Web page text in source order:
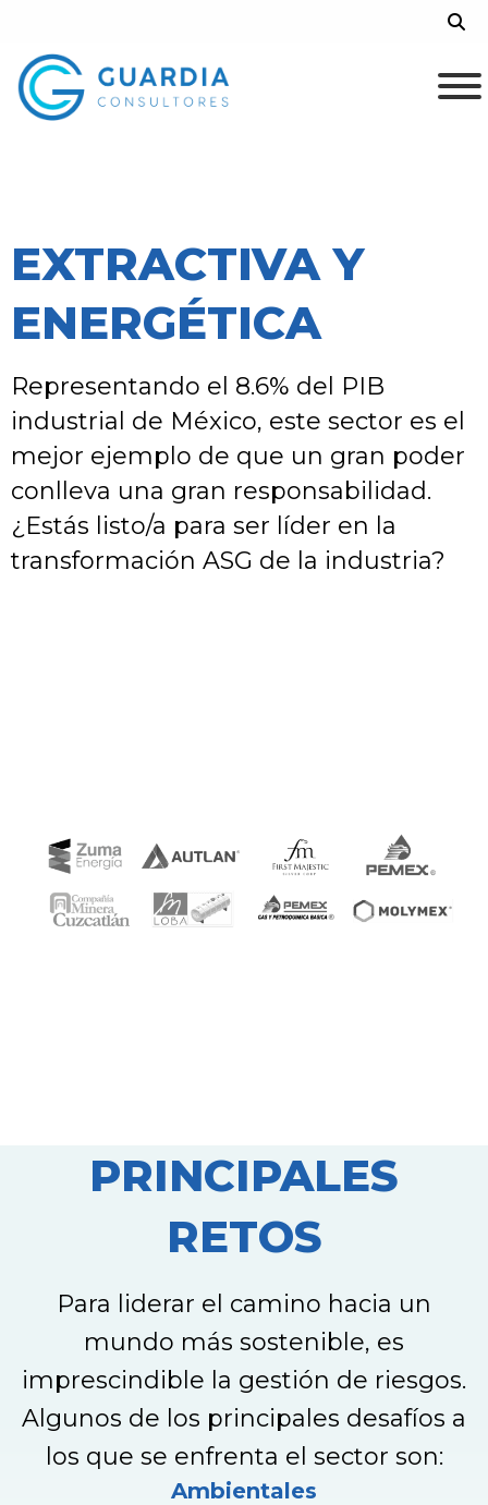
content
EXTRACTIVA Y
ENERGÉTICA
Representando el 8.6% del PIB
industrial de México, este sector es el
mejor ejemplo de que un gran poder
conlleva una gran responsabilidad.
¿Estás listo/a para ser líder en la
transformación ASG de la industria?
PRINCIPALES
RETOS
Para liderar el camino hacia un
mundo más sostenible, es
imprescindible la gestión de riesgos.
Algunos de los principales desafíos a
los que se enfrenta el sector son:
Ambientales